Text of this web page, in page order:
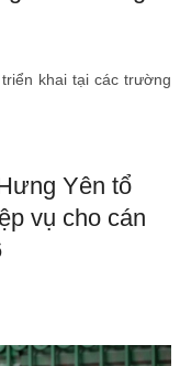
khai tại các trường
Yên tổ
vụ cho cán